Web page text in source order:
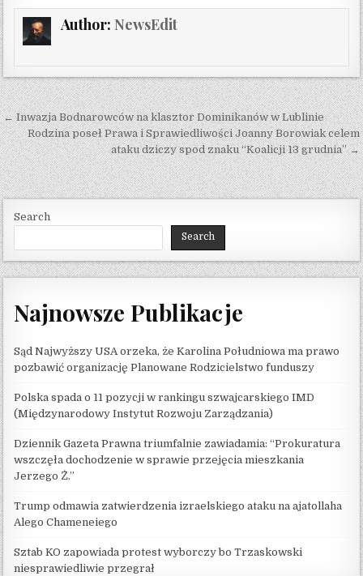
Author: NewsEdit
Post navigation
← Inwazja Bodnarowców na klasztor Dominikanów w Lublinie
Rodzina poseł Prawa i Sprawiedliwości Joanny Borowiak celem
ataku dziczy spod znaku “Koalicji 13 grudnia” →
Search
Search
Najnowsze Publikacje
Sąd Najwyższy USA orzeka, że ​​Karolina Południowa ma prawo
pozbawić organizację Planowane Rodzicielstwo funduszy
Polska spada o 11 pozycji w rankingu szwajcarskiego IMD
(Międzynarodowy Instytut Rozwoju Zarządzania)
Dziennik Gazeta Prawna triumfalnie zawiadamia: “Prokuratura
wszczęła dochodzenie w sprawie przejęcia mieszkania
Jerzego Ż.”
Trump odmawia zatwierdzenia izraelskiego ataku na ajatollaha
Alego Chameneiego
Sztab KO zapowiada protest wyborczy bo Trzaskowski
niesprawiedliwie przegrał